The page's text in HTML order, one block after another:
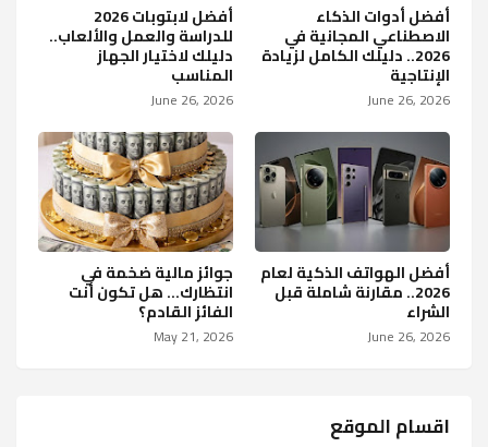
أفضل أدوات الذكاء
الاصطناعي المجانية في
2026.. دليلك الكامل لزيادة
الإنتاجية
June 26, 2026
أفضل لابتوبات 2026
للدراسة والعمل والألعاب..
دليلك لاختيار الجهاز
المناسب
June 26, 2026
أفضل الهواتف الذكية لعام
2026.. مقارنة شاملة قبل
الشراء
June 26, 2026
جوائز مالية ضخمة في
انتظارك… هل تكون أنت
الفائز القادم؟
May 21, 2026
اقسام الموقع